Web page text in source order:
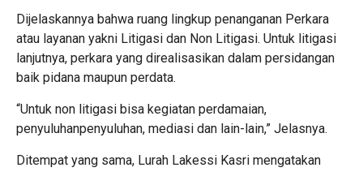
Dijelaskannya bahwa ruang lingkup penanganan Perkara
atau layanan yakni Litigasi dan Non Litigasi. Untuk litigasi
lanjutnya, perkara yang direalisasikan dalam persidangan
baik pidana maupun perdata.
“Untuk non litigasi bisa kegiatan perdamaian,
penyuluhanpenyuluhan, mediasi dan lain-lain,” Jelasnya.
Ditempat yang sama, Lurah Lakessi Kasri mengatakan